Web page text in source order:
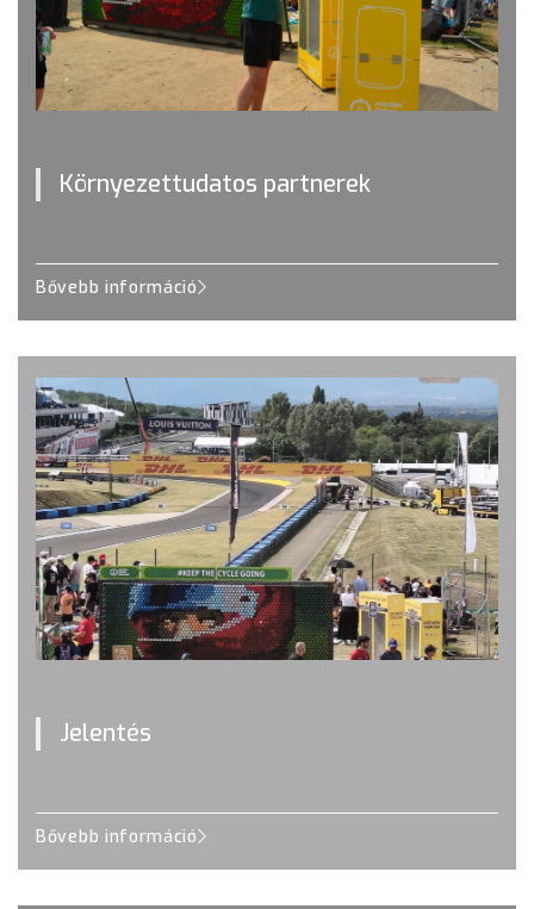
Környezettudatos partnerek
Bővebb információ
Jelentés
Bővebb információ